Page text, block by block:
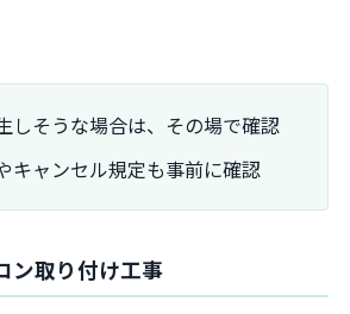
しそうな場合は、その場で確認
キャンセル規定も事前に確認
ン取り付け工事